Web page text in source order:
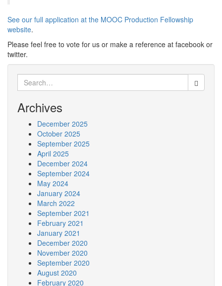
See our full application at the MOOC Production Fellowship
website.
Please feel free to vote for us or make a reference at facebook or
twitter.
Search
for:
Archives
December 2025
October 2025
September 2025
April 2025
December 2024
September 2024
May 2024
January 2024
March 2022
September 2021
February 2021
January 2021
December 2020
November 2020
September 2020
August 2020
February 2020